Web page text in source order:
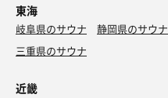
東海
岐阜県のサウナ 静岡県のサウナ
三重県のサウナ
近畿